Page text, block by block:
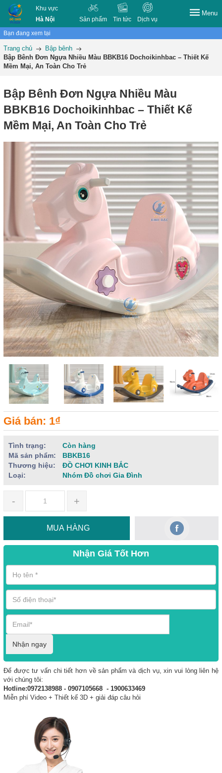
Khu vực
Hà Nội
Sản phẩm Tin tức Dịch vụ
Menu
Bạn đang xem tại
Trang chủ
Bập bênh
Bập Bênh Đơn Ngựa Nhiều Màu BBKB16 Dochoikinhbac – Thiết Kế
Mềm Mại, An Toàn Cho Trẻ
Bập Bênh Đơn Ngựa Nhiều Màu
BBKB16 Dochoikinhbac – Thiết Kế
Mềm Mại, An Toàn Cho Trẻ
Giá bán: 1₫
Tình trạng:
Còn hàng
Mã sản phẩm:
BBKB16
Thương hiệu:
ĐỒ CHƠI KINH BẮC
Loại:
Nhóm Đồ chơi Gia Đình
- +
MUA HÀNG
Nhận Giá Tốt Hơn
Nhận ngay
Để được tư vấn chi tiết hơn về sản phẩm và dịch vụ, xin vui lòng liên hệ
với chúng tôi:
Hotline:0972138988 - 0907105668 - 1900633469
Miễn phí Video + Thiết kế 3D + giải đáp câu hỏi